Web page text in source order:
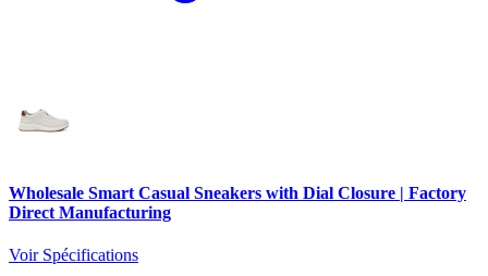
Wholesale Smart Casual Sneakers with Dial Closure | Factory
Direct Manufacturing
Voir Spécifications